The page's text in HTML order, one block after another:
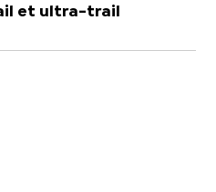
et ultra-trail